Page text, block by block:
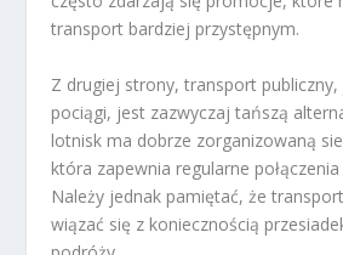
transport bardziej przystępnym.
Z drugiej strony, transport
pociągi, jest zazwyczaj tańszą
lotnisk ma dobrze zorganizowaną
która zapewnia regularne
Należy jednak pamiętać, że
wiązać się z koniecznością